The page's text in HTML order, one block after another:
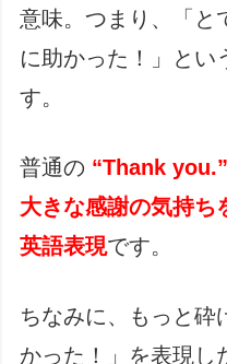
意味。つまり、「
に助かった！」とい
す。
普通の “Thank
大きな感謝の気持ち
英語表現です。
ちなみに、もっと砕
かった！」を表現し